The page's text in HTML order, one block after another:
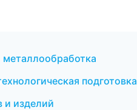
подготовка
изделий